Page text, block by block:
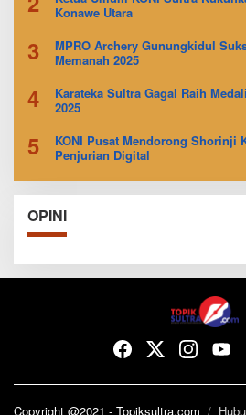
Konawe Utara
3
MPRO Archery Gunungkidul
Memanah 2025
4
Karateka Sultra Gagal Raih
2025
5
KONI Pusat Mendorong Shorinji
Penjurian Digital
OPINI
Copyright @2021 - Topiksultra.com